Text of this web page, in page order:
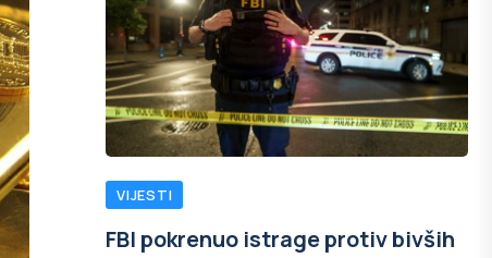
VIJESTI
FBI pokrenuo istrage protiv bivših